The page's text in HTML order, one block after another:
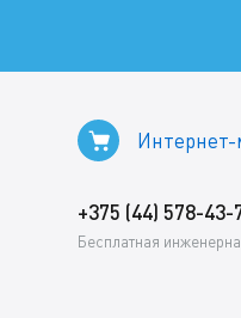
Интернет-
+375 (44) 578-43-
Бесплатная